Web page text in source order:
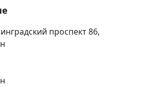
проспект 86,